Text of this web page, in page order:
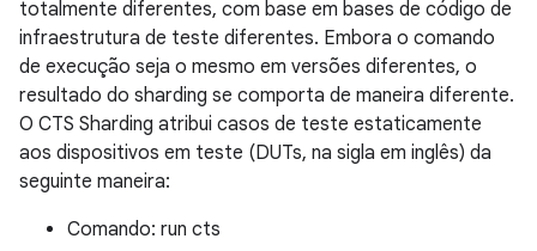
totalmente diferentes, com base em bases de código de
infraestrutura de teste diferentes. Embora o comando
de execução seja o mesmo em versões diferentes, o
resultado do sharding se comporta de maneira diferente.
O CTS Sharding atribui casos de teste estaticamente
aos dispositivos em teste (DUTs, na sigla em inglês) da
seguinte maneira:
Comando: run cts